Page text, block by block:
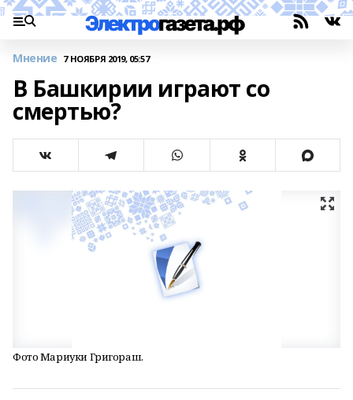
Мнение 7 НОЯБРЯ 2019, 05:57
В Башкирии играют со
смертью?
Фото Мариуки Григораш.